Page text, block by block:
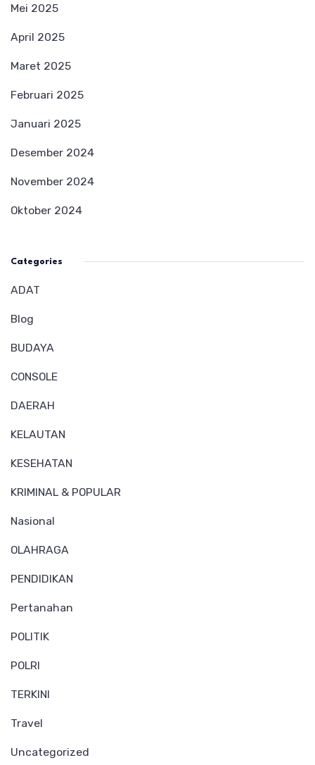
Mei 2025
April 2025
Maret 2025
Februari 2025
Januari 2025
Desember 2024
November 2024
Oktober 2024
Categories
ADAT
Blog
BUDAYA
CONSOLE
DAERAH
KELAUTAN
KESEHATAN
KRIMINAL & POPULAR
Nasional
OLAHRAGA
PENDIDIKAN
Pertanahan
POLITIK
POLRI
TERKINI
Travel
Uncategorized